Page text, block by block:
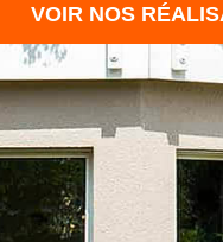
VOIR NOS